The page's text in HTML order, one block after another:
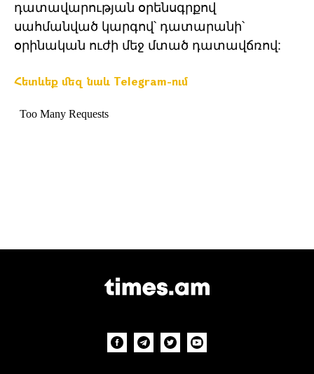
դատավարության օրենսգրքով
սահմանված կարգով՝ դատարանի՝
օրինական ուժի մեջ մտած դատավճռով:
Հետևեք մեզ նաև Telegram-ում